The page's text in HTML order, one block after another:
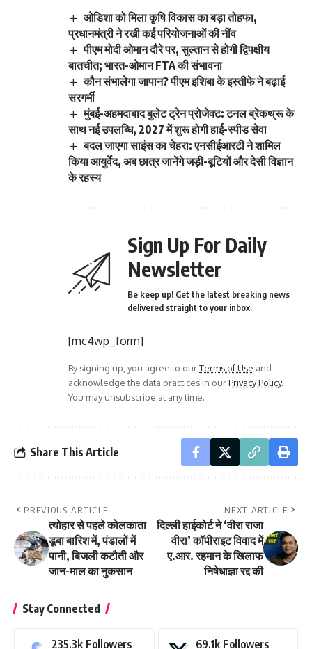
ओडिशा को मिला कृषि विकास का बड़ा तोहफा,
प्रधानमंत्री ने रखी कई परियोजनाओं की नींव
पीएम मोदी ओमान दौरे पर, सुल्तान से होगी द्विपक्षीय
बातचीत; भारत-ओमान FTA की संभावना
कौन संभालेगा जापान? पीएम इशिबा के इस्तीफे ने बढ़ाई
सरगर्मी
मुंबई-अहमदाबाद बुलेट ट्रेन प्रोजेक्ट: टनल ब्रेकथ्रू के
साथ नई उपलब्धि, 2027 में शुरू होगी हाई-स्पीड सेवा
बदल जाएगा साइंस का चेहरा: एनसीईआरटी ने शामिल
किया आयुर्वेद, अब छात्र जानेंगे जड़ी-बूटियों और देसी विज्ञान
के रहस्य
Sign Up For Daily
Newsletter
Be keep up! Get the latest breaking news
delivered straight to your inbox.
[mc4wp_form]
By signing up, you agree to ourTerms of Use and
acknowledge the data practices in ourPrivacy Policy.
You may unsubscribe at any time.
Share This Article
PREVIOUS ARTICLE
त्योहार से पहले कोलकाता
डूबा बारिश में, पंडालों में
पानी, बिजली कटौती और
जान-माल का नुकसान
NEXT ARTICLE
दिल्ली हाईकोर्ट ने ‘वीरा राजा
वीरा’ कॉपीराइट विवाद में
ए.आर. रहमान के खिलाफ
निषेधाज्ञा रद्द की
Stay Connected
235.3k Followers 69.1k Followers